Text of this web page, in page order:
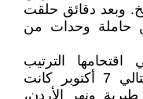
وبعد دقائق حلقت
حاملة وحدات من
الترتيب
الدفاعي الإسرائيلي وفي اليوم التالي 7 أكتوبر كانت
ونهر الأردن،